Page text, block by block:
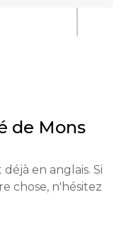
de Mons
en anglais. Si
chose, n'hésitez